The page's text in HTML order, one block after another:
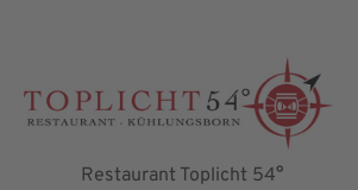
Restaurant Toplicht 54°